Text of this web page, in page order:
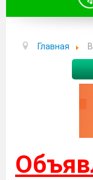
Главная